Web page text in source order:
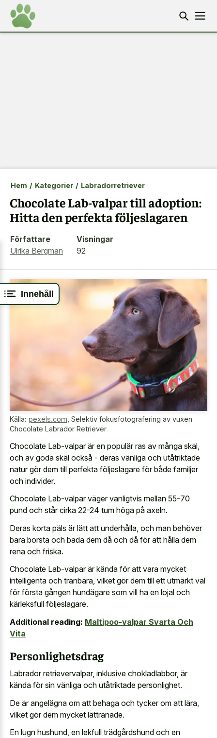
Innehåll
Hem / Kategorier / Labradorretriever
Chocolate Lab-valpar till adoption:
Hitta den perfekta följeslagaren
Författare
Ulrika Bergman
Visningar
92
Källa: pexels.com Selektiv fokusfotografering av vuxen
Chocolate Labrador Retriever
Chocolate Lab-valpar är en populär ras av många skäl,
och av goda skäl också - deras vänliga och utåtriktade
natur gör dem till perfekta följeslagare för både familjer
och individer.
Chocolate Lab-valpar väger vanligtvis mellan 55-70
pund och står cirka 22-24 tum höga på axeln.
Deras korta päls är lätt att underhålla, och man behöver
bara borsta och bada dem då och då för att hålla dem
rena och friska.
Chocolate Lab-valpar är kända för att vara mycket
intelligenta och tränbara, vilket gör dem till ett utmärkt val
för första gången hundägare som vill ha en lojal och
kärleksfull följeslagare.
Additional reading: Maltipoo-valpar Svarta Och
Vita
Personlighetsdrag
Labrador retrievervalpar, inklusive chokladlabbor, är
kända för sin vänliga och utåtriktade personlighet.
De är angelägna om att behaga och tycker om att lära,
vilket gör dem mycket lättränade.
En lugn hushund, en lekfull trädgårdshund och en